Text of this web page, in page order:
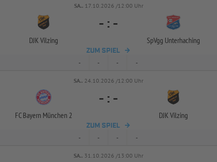
SA.. 17.10.2026 /12:00 Uhr
DJK Vilzing
- : -
SpVgg Unterhaching
ZUM SPIEL
- - - -
SA.. 24.10.2026 /12:00 Uhr
FC Bayern München 2
- : -
DJK Vilzing
ZUM SPIEL
- - - -
SA.. 31.10.2026 /13:00 Uhr